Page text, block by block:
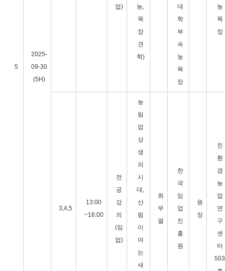
5
2025-
09-30
(5H)
업)
농,
목
장
견
학)
대
학
부
속
농
목
장
농
목
장
3,4,5
13:00
~16:00
전
공
강
의
(임
업)
농
림
업
상
생
의
시
대,
산
림
이
여
는
새
최
무
열
한
국
임
업
진
흥
원
원
장
친
환
경
농
업
연
구
센
터
503